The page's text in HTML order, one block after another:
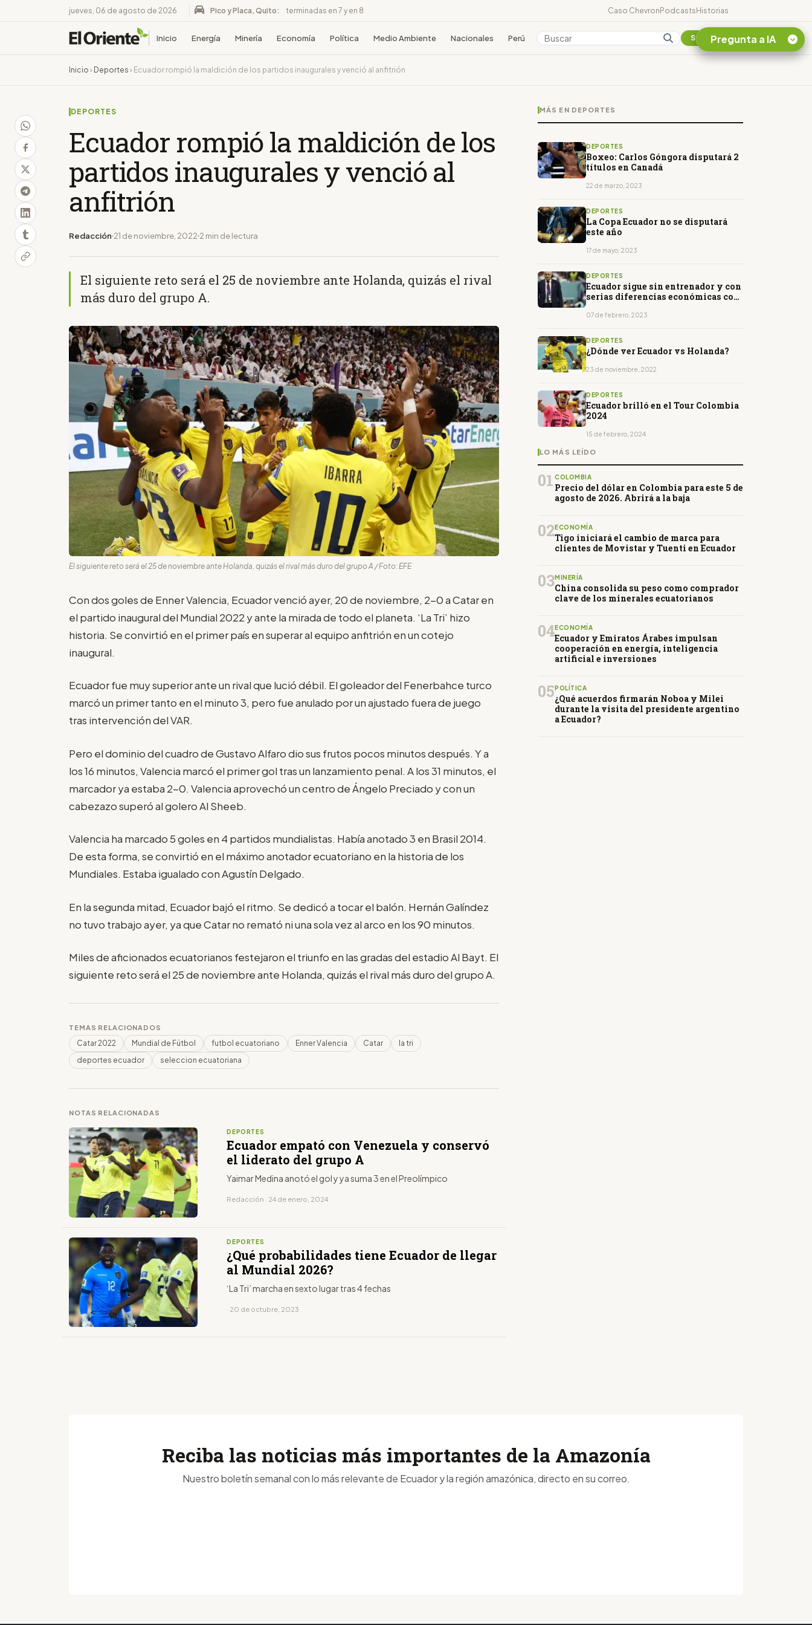
jueves, 06 de agosto de 2026 Pico y Placa, Quito: terminadas en 7 y en 8 Caso ChevronPodcastsHistorias
Inicio Energía Minería Economía Política Medio Ambiente Nacionales Perú Colombia Suscribirse
Inicio › Deportes › Ecuador rompió la maldición de los partidos inaugurales y venció al anfitrión
DEPORTES
Ecuador rompió la maldición de los
partidos inaugurales y venció al
anfitrión
Redacción 21 de noviembre, 2022 2 min de lectura
El siguiente reto será el 25 de noviembre ante Holanda, quizás el rival
más duro del grupo A.
El siguiente reto será el 25 de noviembre ante Holanda, quizás el rival más duro del grupo A / Foto: EFE
Con dos goles de Enner Valencia, Ecuador venció ayer, 20 de noviembre, 2-0 a Catar en
el partido inaugural del Mundial 2022 y ante la mirada de todo el planeta. ‘La Tri’ hizo
historia. Se convirtió en el primer país en superar al equipo anfitrión en un cotejo
inaugural.
Ecuador fue muy superior ante un rival que lució débil. El goleador del Fenerbahce turco
marcó un primer tanto en el minuto 3, pero fue anulado por un ajustado fuera de juego
tras intervención del VAR.
Pero el dominio del cuadro de Gustavo Alfaro dio sus frutos pocos minutos después. Y a
los 16 minutos, Valencia marcó el primer gol tras un lanzamiento penal. A los 31 minutos, el
marcador ya estaba 2-0. Valencia aprovechó un centro de Ángelo Preciado y con un
cabezazo superó al golero Al Sheeb.
Valencia ha marcado 5 goles en 4 partidos mundialistas. Había anotado 3 en Brasil 2014.
De esta forma, se convirtió en el máximo anotador ecuatoriano en la historia de los
Mundiales. Estaba igualado con Agustín Delgado.
En la segunda mitad, Ecuador bajó el ritmo. Se dedicó a tocar el balón. Hernán Galíndez
no tuvo trabajo ayer, ya que Catar no remató ni una sola vez al arco en los 90 minutos.
Miles de aficionados ecuatorianos festejaron el triunfo en las gradas del estadio Al Bayt. El
siguiente reto será el 25 de noviembre ante Holanda, quizás el rival más duro del grupo A.
TEMAS RELACIONADOS
Catar 2022 Mundial de Fútbol futbol ecuatoriano Enner Valencia Catar
la tri
deportes ecuador
seleccion ecuatoriana
NOTAS RELACIONADAS
DEPORTES
Ecuador empató con Venezuela y conservó
el liderato del grupo A
Yaimar Medina anotó el gol y ya suma 3 en el Preolímpico
Redacción · 24 de enero, 2024
DEPORTES
¿Qué probabilidades tiene Ecuador de llegar
al Mundial 2026?
‘La Tri’ marcha en sexto lugar tras 4 fechas
· 20 de octubre, 2023
MÁS EN DEPORTES
DEPORTES
Boxeo: Carlos Góngora disputará 2
títulos en Canadá
22 de marzo, 2023
DEPORTES
La Copa Ecuador no se disputará
este año
17 de mayo, 2023
DEPORTES
Ecuador sigue sin entrenador y con
serias diferencias económicas con
07 de febrero, 2023
DEPORTES
¿Dónde ver Ecuador vs Holanda?
23 de noviembre, 2022
DEPORTES
Ecuador brilló en el Tour Colombia
2024
15 de febrero, 2024
LO MÁS LEÍDO
01 COLOMBIA
Precio del dólar en Colombia para este 5 de
agosto de 2026. Abrirá a la baja
02 ECONOMÍA
Tigo iniciará el cambio de marca para
clientes de Movistar y Tuenti en Ecuador
03MINERÍA
China consolida su peso como comprador
clave de los minerales ecuatorianos
04ECONOMÍA
Ecuador y Emiratos Árabes impulsan
cooperación en energía, inteligencia
artificial e inversiones
05 POLÍTICA
¿Qué acuerdos firmarán Noboa y Milei
durante la visita del presidente argentino
a Ecuador?
Pregunta a IA
Reciba las noticias más importantes de la Amazonía
Nuestro boletín semanal con lo más relevante de Ecuador y la región amazónica, directo en su correo.